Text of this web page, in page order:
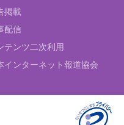
掲載
配信
テンツ二次利用
インターネット報道協会